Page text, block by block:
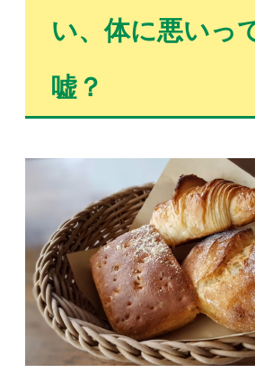
い、体に悪いっ
嘘？